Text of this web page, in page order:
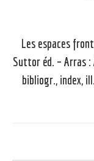
Les espaces
Suttor éd. – Arras :
bibliogr., index,